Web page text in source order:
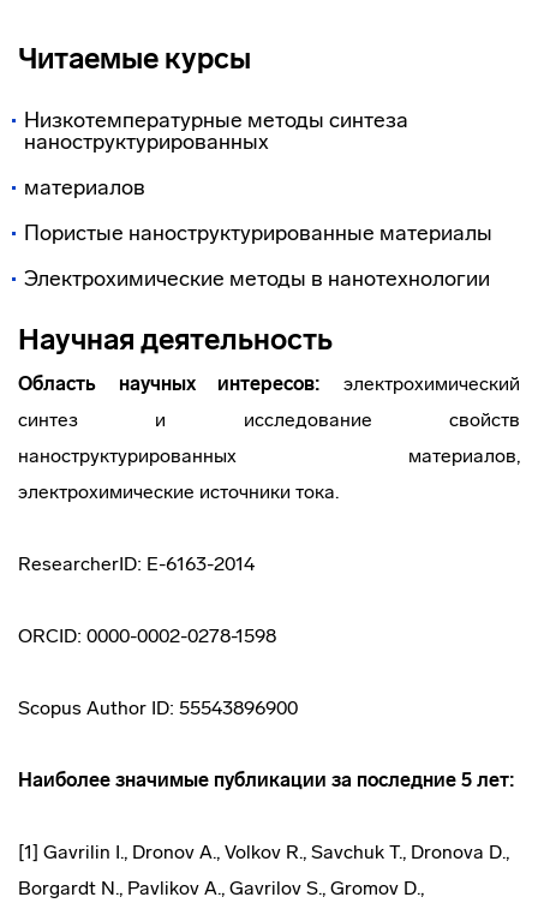
Читаемые курсы
Низкотемпературные методы синтеза
наноструктурированных
материалов
Пористые наноструктурированные материалы
Электрохимические методы в нанотехнологии
Научная деятельность
Область научных интересов: электрохимический
синтез и исследование свойств
наноструктурированных материалов,
электрохимические источники тока.
ResearcherID: E-6163-2014
ORCID: 0000-0002-0278-1598
Scopus Author ID: 55543896900
Наиболее значимые публикации за последние 5 лет:
[1] Gavrilin I., Dronov A., Volkov R., Savchuk T., Dronova D.,
Borgardt N., Pavlikov A., Gavrilov S., Gromov D.,